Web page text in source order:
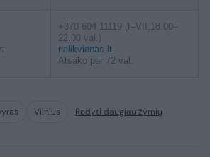
+370 604 11119 (I–VII,18.00–
22.00 val.)
nelikvienas.lt
Atsako per 72 val.
Vilnius Rodyti daugiau žymių